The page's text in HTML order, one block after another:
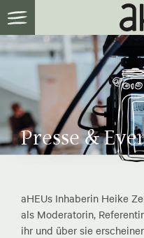
Presse &
aHEUs Inhaberin Heike
als Moderatorin,
ihr und über sie